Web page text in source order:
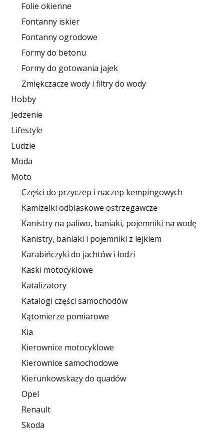
Folie okienne
Fontanny iskier
Fontanny ogrodowe
Formy do betonu
Formy do gotowania jajek
Zmiękczacze wody i filtry do wody
Hobby
Jedzenie
Lifestyle
Ludzie
Moda
Moto
Części do przyczep i naczep kempingowych
Kamizelki odblaskowe ostrzegawcze
Kanistry na paliwo, baniaki, pojemniki na wodę
Kanistry, baniaki i pojemniki z lejkiem
Karabińczyki do jachtów i łodzi
Kaski motocyklowe
Katalizatory
Katalogi części samochodów
Kątomierze pomiarowe
Kia
Kierownice motocyklowe
Kierownice samochodowe
Kierunkowskazy do quadów
Opel
Renault
Skoda